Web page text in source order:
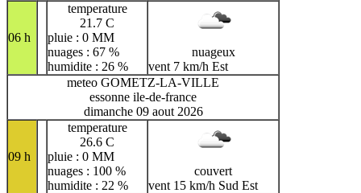
06 h
temperature
21.7 C
pluie : 0 MM
nuages : 67 %
humidite : 26 %
nuageux
vent 7 km/h Est
meteo GOMETZ-LA-VILLE
essonne ile-de-france
dimanche 09 aout 2026
09 h
temperature
26.6 C
pluie : 0 MM
nuages : 100 %
humidite : 22 %
couvert
vent 15 km/h Sud Est